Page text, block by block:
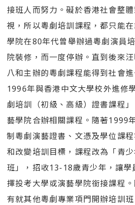
接班人而努力。礙於香港社會整
視，所以粵劇培訓課程，都只能
學院在80年代曾舉辦過粵劇演員
院裝修，而一度停辦。直到後來
八和主辦的粵劇課程能得到社會
1996年與香港中文大學校外進修
劇培訓（初級、高級）證書課程
藝學院合辦相關課程。隨著1999
制粵劇演藝證書、文憑及學位課
和改變培訓目標，課程改為「青
班」，招收13-18歲青少年，讓學
擇投考大學或演藝學院銜接課程
有就其他粵劇專業項門開辦培訓